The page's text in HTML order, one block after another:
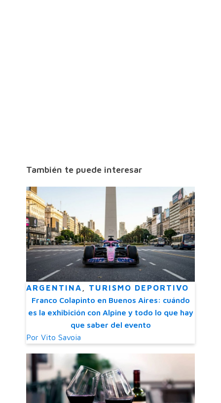
También te puede interesar
ARGENTINA
TURISMO DEPORTIVO
Franco Colapinto en Buenos Aires: cuándo
es la exhibición con Alpine y todo lo que hay
que saber del evento
Por Vito Savoia